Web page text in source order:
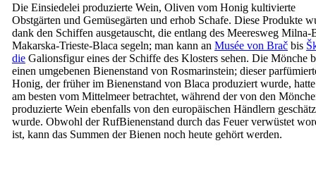
Die Einsiedelei produzierte Wein, Oliven vom Honig kultivierte
Obstgärten und Gemüsegärten und erhob Schafe. Diese Produkte
dank den Schiffen ausgetauscht, die entlang des Meeresweg Milna-
Makarska-Trieste-Blaca segeln; man kann an Musée von Brač bis
die Galionsfigur eines der Schiffe des Klosters sehen. Die Mönche
einen umgebenen Bienenstand von Rosmarinstein; dieser
Honig, der früher im Bienenstand von Blaca produziert wurde,
am besten vom Mittelmeer betrachtet, während der von den
produzierte Wein ebenfalls von den europäischen Händlern
wurde. Obwohl der RufBienenstand durch das Feuer verwüstet
ist, kann das Summen der Bienen noch heute gehört werden.